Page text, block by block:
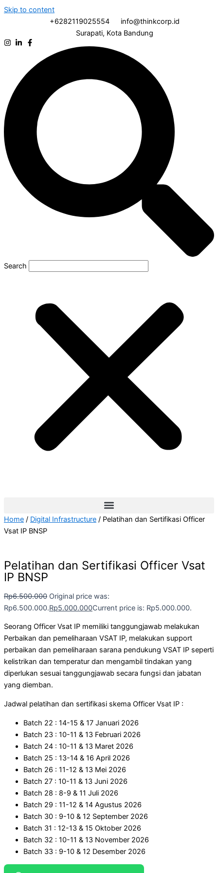
Skip to content
+6282119025554
info@thinkcorp.id
Surapati, Kota Bandung
Search
Home / Digital Infrastructure / Pelatihan dan Sertifikasi Officer
Vsat IP BNSP
Pelatihan dan Sertifikasi Officer Vsat
IP BNSP
Rp6.500.000 Original price was:
Rp6.500.000.Rp5.000.000Current price is: Rp5.000.000.
Seorang Officer Vsat IP memiliki tanggungjawab melakukan
Perbaikan dan pemeliharaan VSAT IP, melakukan support
perbaikan dan pemeliharaan sarana pendukung VSAT IP seperti
kelistrikan dan temperatur dan mengambil tindakan yang
diperlukan sesuai tanggungjawab secara fungsi dan jabatan
yang diemban.
Jadwal pelatihan dan sertifikasi skema Officer Vsat IP :
Batch 22 : 14-15 & 17 Januari 2026
Batch 23 : 10-11 & 13 Februari 2026
Batch 24 : 10-11 & 13 Maret 2026
Batch 25 : 13-14 & 16 April 2026
Batch 26 : 11-12 & 13 Mei 2026
Batch 27 : 10-11 & 13 Juni 2026
Batch 28 : 8-9 & 11 Juli 2026
Batch 29 : 11-12 & 14 Agustus 2026
Batch 30 : 9-10 & 12 September 2026
Batch 31 : 12-13 & 15 Oktober 2026
Batch 32 : 10-11 & 13 November 2026
Batch 33 : 9-10 & 12 Desember 2026